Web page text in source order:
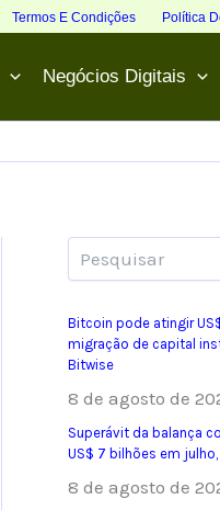
Termos E Condições Política
Negócios Digitais
Bitcoin pode atingir
migração de capital
Bitwise
8 de agosto de
Superávit da balança
US$ 7 bilhões em
8 de agosto de